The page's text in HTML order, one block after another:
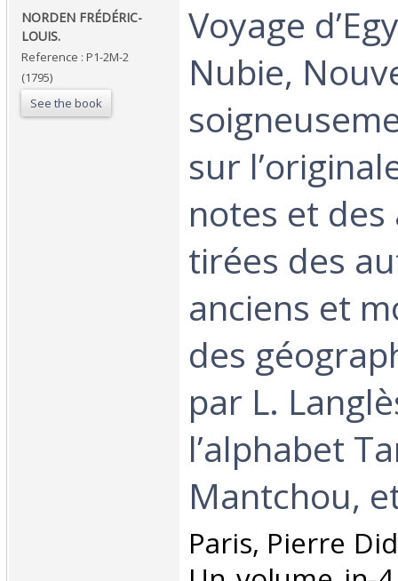
‎NORDEN FRÉDÉRIC-
LOUIS.‎
Reference : P1-2M-2
(1795)
See the book
‎Voyage
Nubie,
sur
notes et
tirées des
anciens et
des
par L.
l’alphabet
Mantchou,
‎Paris, Pierre